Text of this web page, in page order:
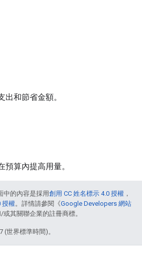
和節省金額。
算內提高用量。
中的內容是採用創用 CC 姓名標示 4.0 授權 ，
授權。詳情請參閱《Google Developers 網站
或其關聯企業的註冊商標。
(世界標準時間)。